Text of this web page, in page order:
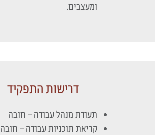
ומעצבים.
דרישות התפקיד
תעודת מנהל עבודה – חובה
קריאת תוכניות עבודה – חובה